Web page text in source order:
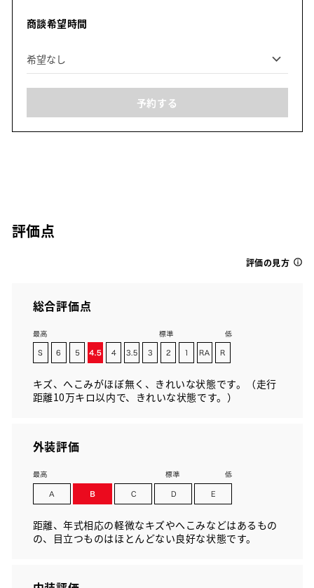
商談希望時間
予約する
評価点
評価の見方
総合評価点
キズ、へこみがほぼ無く、きれいな状態です。（走行
距離10万キロ以内で、きれいな状態です。）
外装評価
距離、年式相応の軽微なキズやへこみなどはあるもの
の、目立つものはほとんどない良好な状態です。